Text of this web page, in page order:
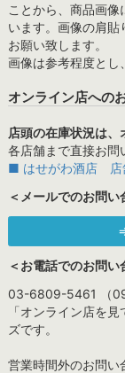
ことから、商品画
います。画像の肩貼
お願い致します。
画像は参考程度とし
オンライン店への
店頭の在庫状況は、
各店舗まで直接お問
■ はせがわ酒店 店
＜メールでのお問い
＜お電話でのお問い
03-6809-5461 （
「オンライン店を
ズです。
営業時間外のお問い